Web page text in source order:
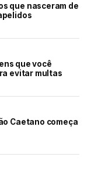
que nasceram de
que você
evitar multas
Caetano começa